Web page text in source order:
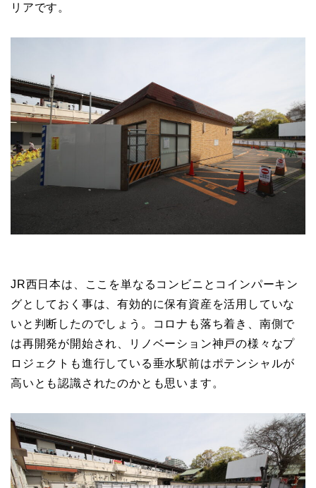
リアです。
JR西日本は、ここを単なるコンビニとコインパーキン
グとしておく事は、有効的に保有資産を活用していな
いと判断したのでしょう。コロナも落ち着き、南側で
は再開発が開始され、リノベーション神戸の様々なプ
ロジェクトも進行している垂水駅前はポテンシャルが
高いとも認識されたのかとも思います。